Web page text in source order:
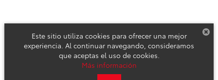
Derechos de autor © 2026 por DealerOn Mapa del sitio
Este sitio utiliza cookies para ofrecer una mejor
experiencia. Al continuar navegando, consideramos
que aceptas el uso de cookies.
Más información